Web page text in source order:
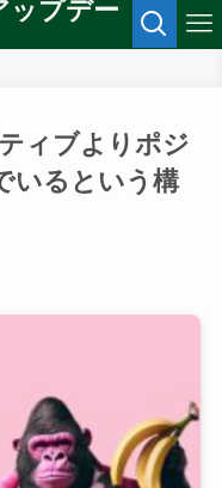
ップデー
ィブよりポジ
いるという構